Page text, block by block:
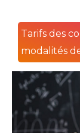
Tarifs des
modalités